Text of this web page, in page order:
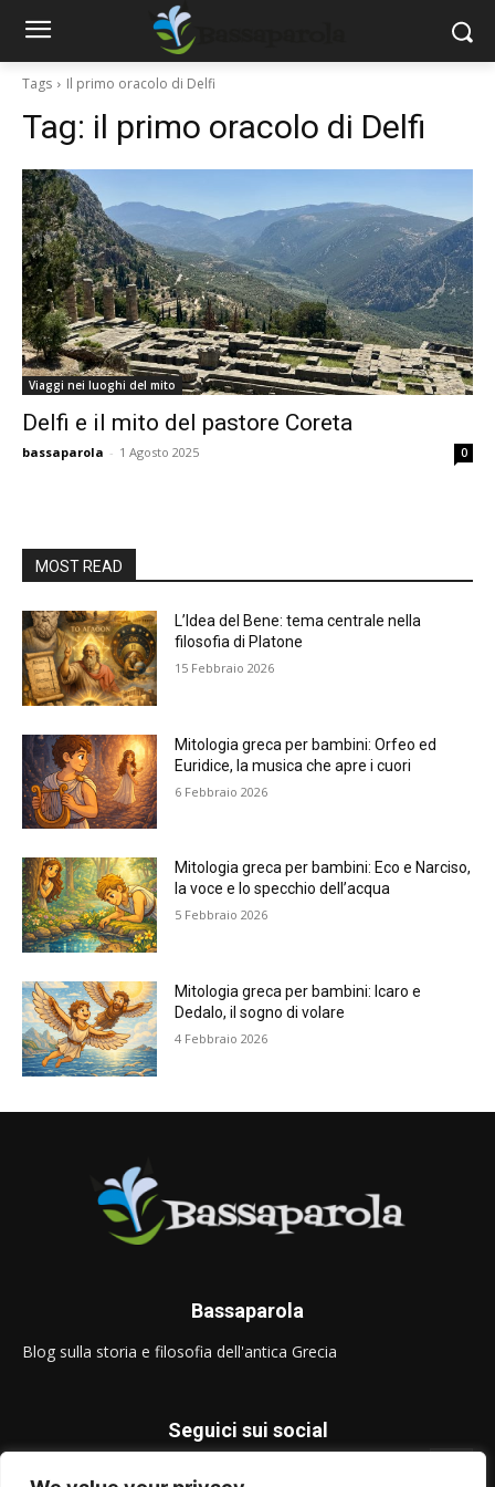
Tags Il primo oracolo di Delfi
Tag: il primo oracolo di Delfi
Viaggi nei luoghi del mito
Delfi e il mito del pastore Coreta
bassaparola - 1 Agosto 2025 0
MOST READ
L’Idea del Bene: tema centrale nella
filosofia di Platone
15 Febbraio 2026
Mitologia greca per bambini: Orfeo ed
Euridice, la musica che apre i cuori
6 Febbraio 2026
Mitologia greca per bambini: Eco e Narciso,
la voce e lo specchio dell’acqua
5 Febbraio 2026
Mitologia greca per bambini: Icaro e
Dedalo, il sogno di volare
4 Febbraio 2026
Bassaparola
Blog sulla storia e filosofia dell'antica Grecia
Seguici sui social